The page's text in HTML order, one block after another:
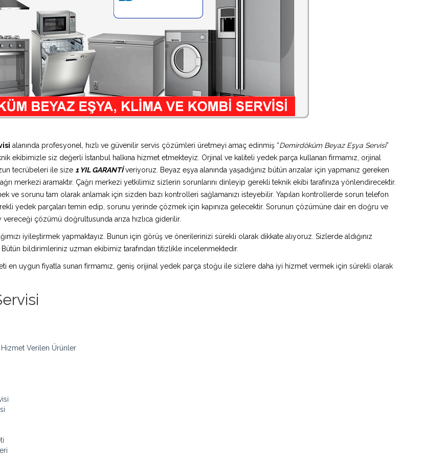
alanında profesyonel, hızlı ve güvenilir servis çözümleri üretmeyi amaç edinmiş “Demirdöküm Beyaz Eşya Servisi”
ekibimizle siz değerli İstanbul halkına hizmet etmekteyiz. Orjinal ve kaliteli yedek parça kullanan firmamız, orjinal
tecrübeleri ile size 1 YIL GARANTİveriyoruz. Beyaz eşya alanında yaşadığınız bütün arızalar için yapmanız gereken
merkezi aramaktır. Çağrı merkezi yetkilimiz sizlerin sorunlarını dinleyip gerekli teknik ekibi tarafınıza yönlendirecektir.
ve sorunu tam olarak anlamak için sizden bazı kontrolleri sağlamanızı isteyebilir. Yapılan kontrollerde sorun telefon
yedek parçaları temin edip, sorunu yerinde çözmek için kapınıza gelecektir. Sorunun çözümüne dair en doğru ve
çözümü doğrultusunda arıza hızlıca giderilir.
iyileştirmek yapmaktayız. Bunun için görüş ve önerilerinizi sürekli olarak dikkate alıyoruz. Sizlerde aldığınız
bildirimleriniz uzman ekibimiz tarafından titizlikle incelenmektedir.
en uygun fiyatla sunan firmamız, geniş orijinal yedek parça stoğu ile sizlere daha iyi hizmet vermek için sürekli olarak
Verilen Ürünler